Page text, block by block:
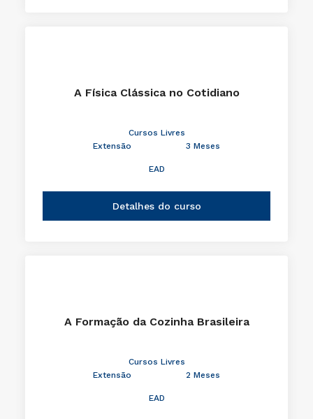
A Física Clássica no Cotidiano
Cursos Livres
Extensão
3 Meses
EAD
Detalhes do curso
A Formação da Cozinha Brasileira
Cursos Livres
Extensão
2 Meses
EAD